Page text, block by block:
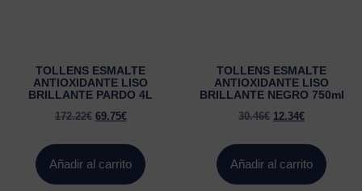
TOLLENS ESMALTE
ANTIOXIDANTE LISO
BRILLANTE PARDO 4L
172.22€ 69.75€
Añadir al carrito
TOLLENS ESMALTE
ANTIOXIDANTE LISO
BRILLANTE NEGRO 750ml
30.46€ 12.34€
Añadir al carrito